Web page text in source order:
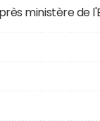
ministère de